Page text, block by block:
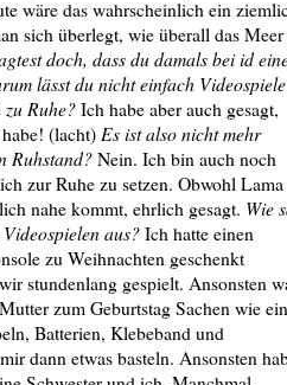
wäre das wahrscheinlich ein
sich überlegt, wie überall das Meer
doch, dass du damals bei id
lässt du nicht einfach Videospiele
Ruhe?Ich habe aber auch gesagt,
(lacht) Es ist also nicht mehr
Ruhstand?Nein. Ich bin auch noch
zur Ruhe zu setzen. Obwohl Lama
nahe kommt, ehrlich gesagt. Wie
aus?Ich hatte einen
zu Weihnachten geschenkt
stundenlang gespielt. Ansonsten
zum Geburtstag Sachen wie
Batterien, Klebeband und
dann etwas basteln. Ansonsten